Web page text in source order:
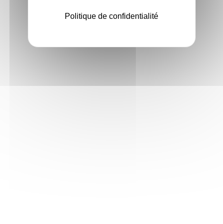
Politique de confidentialité